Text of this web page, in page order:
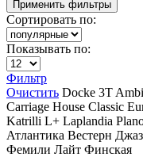
Сортировать по:
Показывать по:
Фильтр
Очистить Docke 3T
Carriage House Classic
Katrilli L+ Laplandia
Атлантика Вестерн Джаз
Фемили Лайт Финская